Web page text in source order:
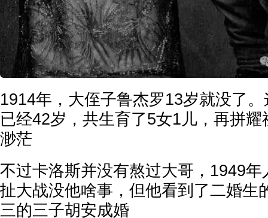
1914年，大侄子鲁杰罗13岁就没了
已经42岁，共生育了5女1儿，再拼
渺茫
不过卡洛斯并没有熬过大哥，1949
扯大战没他啥事，但他看到了二婚生
三的三子胡安成婚